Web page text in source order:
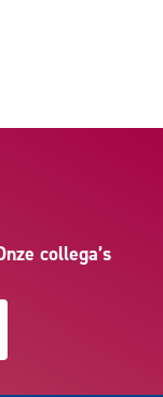
collega’s